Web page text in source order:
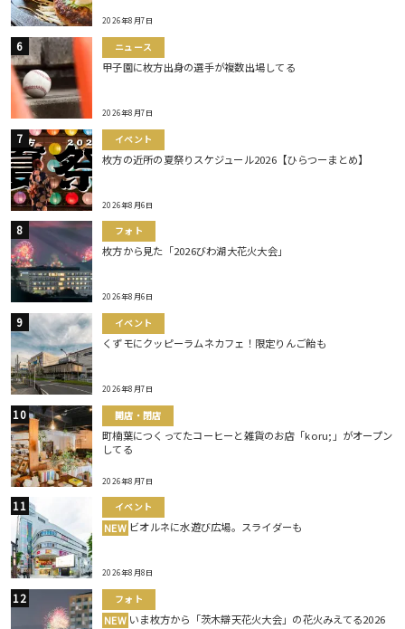
2026年8月7日
ニュース
甲子園に枚方出身の選手が複数出場してる
2026年8月7日
イベント
枚方の近所の夏祭りスケジュール2026【ひらつーまとめ】
2026年8月6日
フォト
枚方から見た「2026びわ湖大花火大会」
2026年8月6日
イベント
くずモにクッピーラムネカフェ！限定りんご飴も
2026年8月7日
開店・閉店
町楠葉につくってたコーヒーと雑貨のお店「koru;」がオープン
してる
2026年8月7日
イベント
NEW ビオルネに水遊び広場。スライダーも
2026年8月8日
フォト
NEW いま枚方から「茨木辯天花火大会」の花火みえてる2026